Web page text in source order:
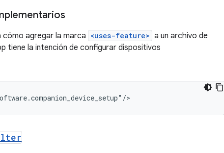
cómo agregar la marca <uses-feature> a un archivo de
tiene la intención de configurar dispositivos